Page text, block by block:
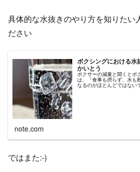
具体的な水抜きのやり方を知りたい
ださい
ボクシングにおける水
かいとう
ボクサーの減量と聞くとボ
は、「食事も摂らず、水
なるのがほとんどではない
いと思いますが、あれはフ
note.com
ではまた:-)